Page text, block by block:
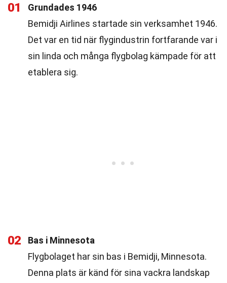
01
Grundades 1946
Bemidji Airlines startade sin verksamhet 1946.
Det var en tid när flygindustrin fortfarande var i
sin linda och många flygbolag kämpade för att
etablera sig.
02
Bas i Minnesota
Flygbolaget har sin bas i Bemidji, Minnesota.
Denna plats är känd för sina vackra landskap